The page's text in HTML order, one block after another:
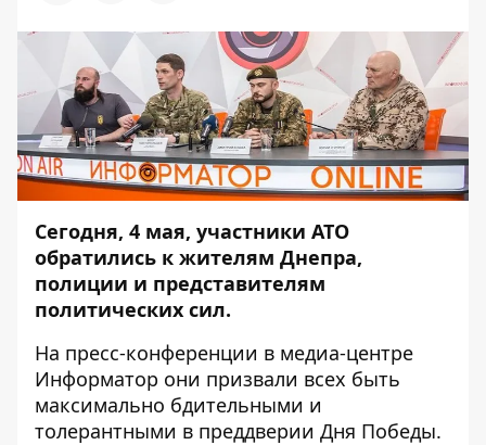
Сегодня, 4 мая, участники АТО
обратились к жителям Днепра,
полиции и представителям
политических сил.
На пресс-конференции в медиа-центре
Информатор они призвали всех быть
максимально бдительными и
толерантными в преддверии Дня Победы.